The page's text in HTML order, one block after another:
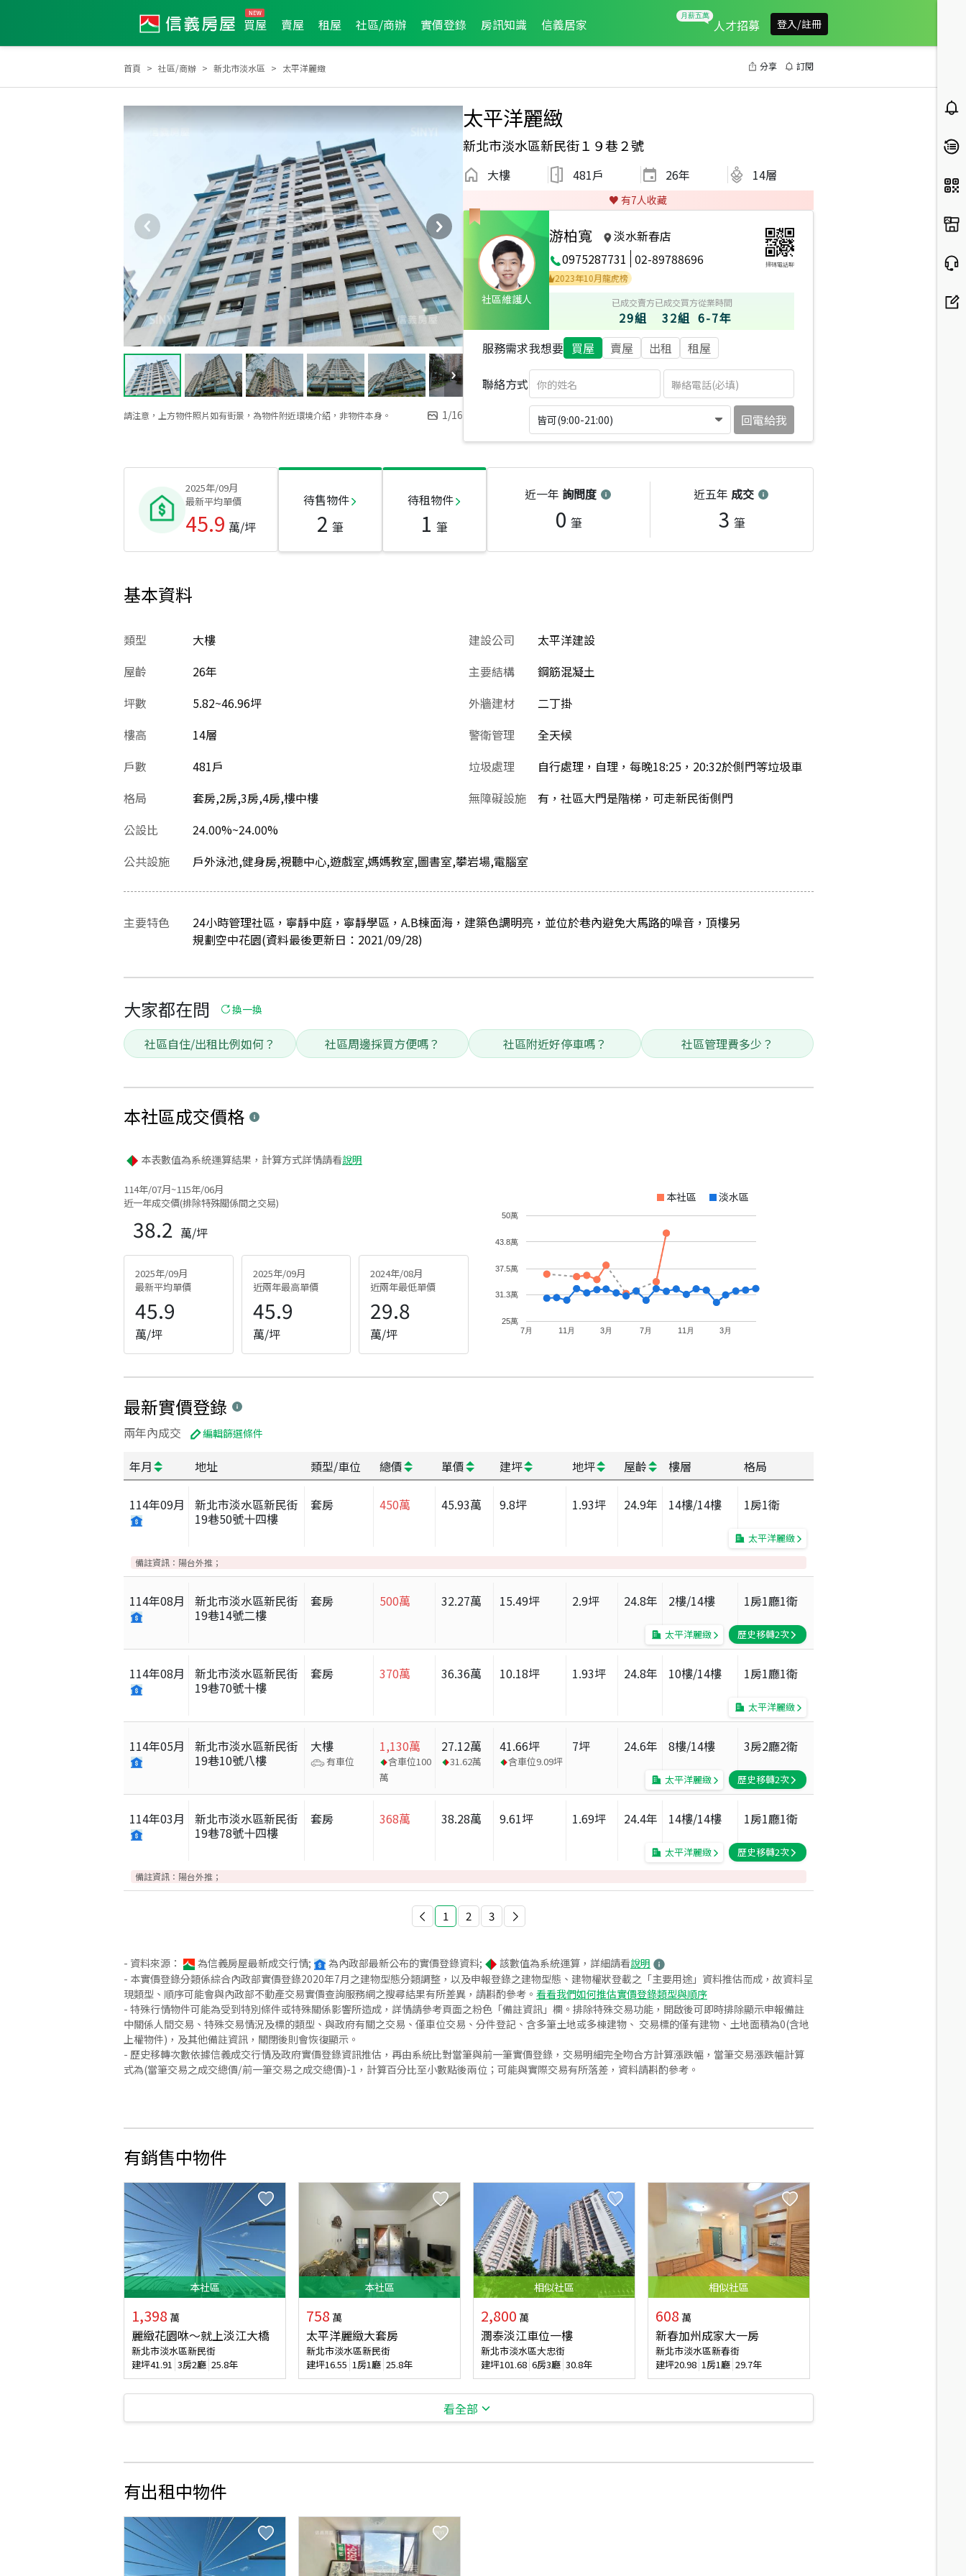
買屋 賣屋 租屋 社區/商辦 實價登錄 房訊知識 信義居家 人才招募 登入/註冊
首頁 社區/商辦 新北市淡水區 太平洋麗緻 分享 訂閱
請注意，上方物件照片如有街景，為物件附近環境介紹，非物件本身。 1/16
太平洋麗緻
新北市淡水區新民街１９巷２號
大樓 481戶 26年 14層
♥️ 有7人收藏
社區維護人
游柏寬
淡水新春店
0975287731 02-89788696 掃碼電話聊
2025年12月區成件TOP3 2023年1月區成件TOP3 2021年3月區成件TOP2 2025年12月龍虎榜
2023年10月龍虎榜
已成交賣方
29組
已成交買方
32組
從業時間
6-7年
服務需求我想要 買屋 賣屋 出租 租屋
聯絡方式
皆可(9:00-21:00) 回電給我
2025年/09月
最新平均單價
45.9 萬/坪
待售物件
2 筆
待租物件
1 筆
近一年 詢問度
0 筆
近五年 成交
3 筆
基本資料
類型
大樓
屋齡
26年
坪數
5.82~46.96坪
樓高
14層
戶數
481戶
格局
套房,2房,3房,4房,樓中樓
公設比
24.00%~24.00%
建設公司
太平洋建設
主要結構
鋼筋混凝土
外牆建材
二丁掛
警衛管理
全天候
垃圾處理
自行處理，自理，每晚18:25，20:32於側門等垃圾車
無障礙設施
有，社區大門是階梯，可走新民街側門
公共設施 戶外泳池,健身房,視聽中心,遊戲室,媽媽教室,圖書室,攀岩場,電腦室
主要特色
24小時管理社區，寧靜中庭，寧靜學區，A.B棟面海，建築色調明亮，並位於巷內避免大馬路的噪音，頂樓另
規劃空中花園(資料最後更新日：2021/09/28)
大家都在問 換一換
社區自住/出租比例如何？ 社區周邊採買方便嗎？ 社區附近好停車嗎？ 社區管理費多少？
本社區成交價格
本表數值為系統運算結果，計算方式詳情請看說明
114年/07月~115年/06月
近一年成交價(排除特殊關係間之交易)
38.2 萬/坪
2025年/09月
最新平均單價
45.9
萬/坪
2025年/09月
近兩年最高單價
45.9
萬/坪
2024年/08月
近兩年最低單價
29.8
萬/坪
本社區 淡水區
7月 11月 3月 7月 11月 3月
25萬
31.3萬
37.5萬
43.8萬
50萬
最新實價登錄
兩年內成交 編輯篩選條件
年月 地址 類型/車位 總價 單價 建坪 地坪 屋齡 樓層 格局
114年09月
新北市淡水區新民街
19巷50號十四樓
套房 450萬 45.93萬 9.8坪 1.93坪 24.9年 14樓/14樓 1房1衛
太平洋麗緻
備註資訊： 陽台外推；
114年08月
新北市淡水區新民街
19巷14號二樓
套房 500萬 32.27萬 15.49坪 2.9坪 24.8年 2樓/14樓 1房1廳1衛
太平洋麗緻 歷史移轉2次
114年08月
新北市淡水區新民街
19巷70號十樓
套房 370萬 36.36萬 10.18坪 1.93坪 24.8年 10樓/14樓 1房1廳1衛
太平洋麗緻
114年05月
新北市淡水區新民街
19巷10號八樓
大樓
有車位
1,130萬
含車位100
萬
27.12萬
31.62萬
41.66坪
含車位9.09坪
7坪 24.6年 8樓/14樓 3房2廳2衛
太平洋麗緻 歷史移轉2次
114年03月
新北市淡水區新民街
19巷78號十四樓
套房 368萬 38.28萬 9.61坪 1.69坪 24.4年 14樓/14樓 1房1廳1衛
太平洋麗緻 歷史移轉2次
備註資訊： 陽台外推；
1 2 3
- 資料來源： 為信義房屋最新成交行情; 為內政部最新公布的實價登錄資料; 該數值為系統運算，詳細請看說明
- 本實價登錄分類係綜合內政部實價登錄2020年7月之建物型態分類調整，以及申報登錄之建物型態、建物權狀登載之「主要用途」資料推估而成，故資料呈
現類型、順序可能會與內政部不動產交易實價查詢服務網之搜尋結果有所差異，請斟酌參考。 看看我們如何推估實價登錄類型與順序
- 特殊行情物件可能為受到特別條件或特殊關係影響所造成，詳情請參考頁面之粉色「備註資訊」欄。排除特殊交易功能，開啟後可即時排除顯示申報備註
中關係人間交易、特殊交易情況及標的類型、與政府有關之交易、僅車位交易、分件登記、含多筆土地或多棟建物、 交易標的僅有建物、土地面積為0(含地
上權物件)，及其他備註資訊，關閉後則會恢復顯示。
- 歷史移轉次數依據信義成交行情及政府實價登錄資訊推估，再由系統比對當筆與前一筆實價登錄，交易明細完全吻合方計算漲跌幅，當筆交易漲跌幅計算
式為(當筆交易之成交總價/前一筆交易之成交總價)-1，計算百分比至小數點後兩位；可能與實際交易有所落差，資料請斟酌參考。
有銷售中物件
本社區
1,398 萬
麗緻花園咻～就上淡江大橋
新北市淡水區新民街
建坪41.91 3房2廳 25.8年
本社區
758 萬
太平洋麗緻大套房
新北市淡水區新民街
建坪16.55 1房1廳 25.8年
相似社區
2,800 萬
潤泰淡江車位一樓
新北市淡水區大忠街
建坪101.68 6房3廳 30.8年
相似社區
608 萬
新春加州成家大一房
新北市淡水區新春街
建坪20.98 1房1廳 29.7年
看全部
有出租中物件